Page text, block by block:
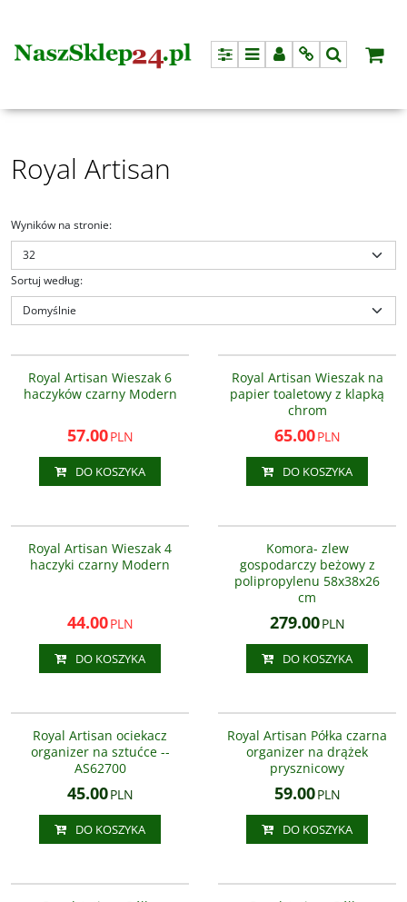
PanelMenuPanelInfoSzukaj
Royal Artisan
Wyników na stronie:
Sortuj według:
Royal Artisan Wieszak 6
haczyków czarny Modern
57.00PLN
DO KOSZYKA
Royal Artisan uchwyt na papier
toaletowy chrom
Royal Artisan Wieszak na
papier toaletowy z klapką
chrom
65.00PLN
DO KOSZYKA
Royal Artisan Wieszak 4
haczyki czarny Modern
44.00PLN
DO KOSZYKA
Komora- zlew
gospodarczy beżowy z
polipropylenu 58x38x26
cm
279.00PLN
DO KOSZYKA
Royal Artisan ociekacz
organizer na sztućce --
AS62700
45.00PLN
DO KOSZYKA
Royal Artisan Półka czarna
organizer na drążek
prysznicowy
59.00PLN
DO KOSZYKA
Royal Artisan PÓŁKA POD
Royal Artisan PÓŁKA NAROŻNA